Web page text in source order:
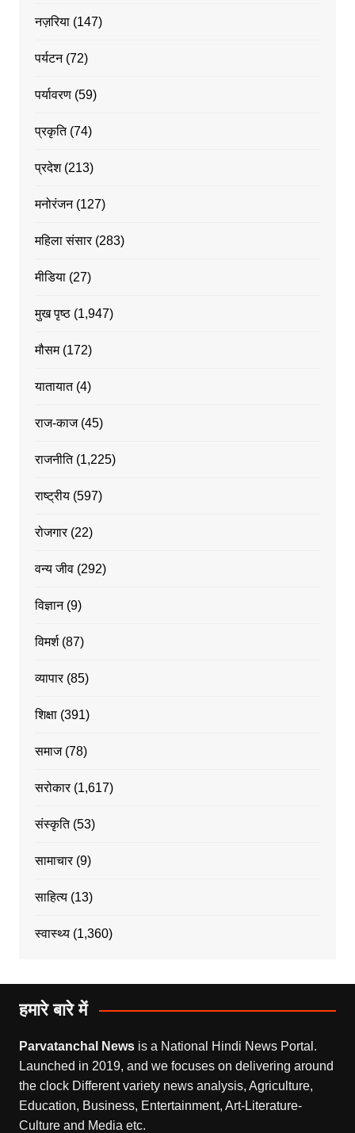
नज़रिया(147)
पर्यटन(72)
पर्यावरण(59)
प्रकृति(74)
प्रदेश(213)
मनोरंजन(127)
महिला संसार(283)
मीडिया(27)
मुख पृष्ठ(1,947)
मौसम(172)
यातायात(4)
राज-काज(45)
राजनीति(1,225)
राष्ट्रीय(597)
रोजगार(22)
वन्य जीव(292)
विज्ञान(9)
विमर्श(87)
व्यापार(85)
शिक्षा(391)
समाज(78)
सरोकार(1,617)
संस्कृति(53)
सामाचार(9)
साहित्य(13)
स्वास्थ्य(1,360)
हमारे बारे में
Parvatanchal Newsis a National Hindi News Portal.
Launched in 2019, and we focuses on delivering around
the clock Different variety news analysis, Agriculture,
Education, Business, Entertainment, Art-Literature-
Culture and Media etc.